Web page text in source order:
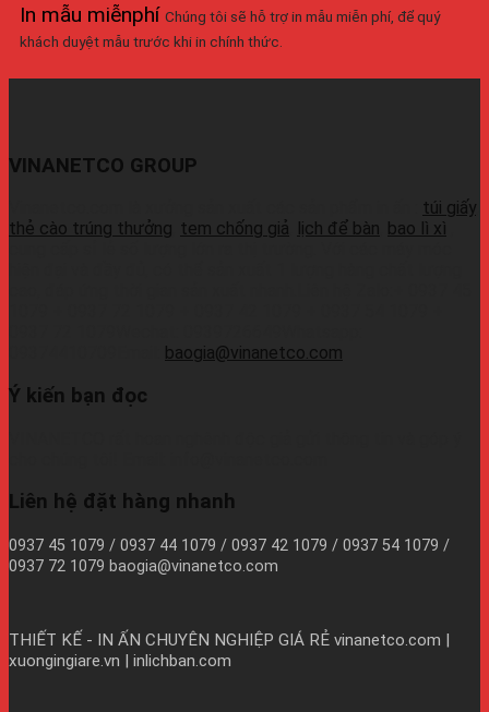
In mẫu miễnphí Chúng tôi sẽ hỗ trợ in mẫu miễn phí, để quý
khách duyệt mẫu trước khi in chính thức.
VINANETCO GROUP
túi giấy
thẻ cào trúng thưởng tem chống giả lịch để bàn bao lì xì
baogia@vinanetco.com
Ý kiến bạn đọc
Liên hệ đặt hàng nhanh
0937 45 1079 / 0937 44 1079 / 0937 42 1079 / 0937 54 1079 /
0937 72 1079 baogia@vinanetco.com
THIẾT KẾ - IN ẤN CHUYÊN NGHIỆP GIÁ RẺ vinanetco.com |
xuongingiare.vn | inlichban.com